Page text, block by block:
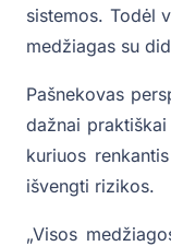
sistemos. Todėl
medžiagas su
Pašnekovas
dažnai
kuriuos
išvengti rizikos.
„Visos